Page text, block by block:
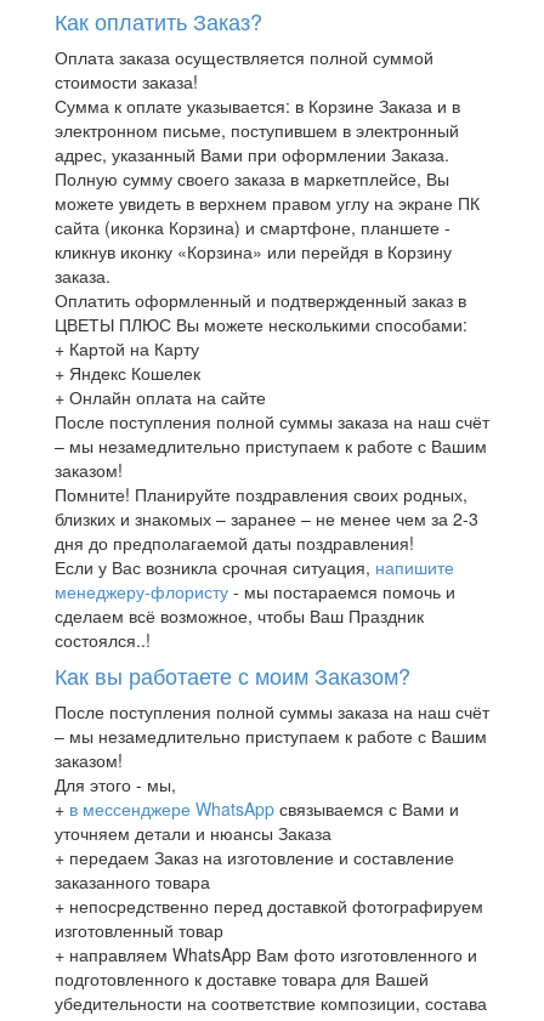
Как оплатить Заказ?
Оплата заказа осуществляется полной суммой
стоимости заказа!
Сумма к оплате указывается: в Корзине Заказа и в
электронном письме, поступившем в электронный
адрес, указанный Вами при оформлении Заказа.
Полную сумму своего заказа в маркетплейсе, Вы
можете увидеть в верхнем правом углу на экране ПК
сайта (иконка Корзина) и смартфоне, планшете -
кликнув иконку «Корзина» или перейдя в Корзину
заказа.
Оплатить оформленный и подтвержденный заказ в
ЦВЕТЫ ПЛЮС Вы можете несколькими способами:
+ Картой на Карту
+ Яндекс Кошелек
+ Онлайн оплата на сайте
После поступления полной суммы заказа на наш счёт
– мы незамедлительно приступаем к работе с Вашим
заказом!
Помните! Планируйте поздравления своих родных,
близких и знакомых – заранее – не менее чем за 2-3
дня до предполагаемой даты поздравления!
Если у Вас возникла срочная ситуация, напишите
менеджеру-флористу - мы постараемся помочь и
сделаем всё возможное, чтобы Ваш Праздник
состоялся..!
Как вы работаете с моим Заказом?
После поступления полной суммы заказа на наш счёт
– мы незамедлительно приступаем к работе с Вашим
заказом!
Для этого - мы,
+ в мессенджере WhatsApp связываемся с Вами и
уточняем детали и нюансы Заказа
+ передаем Заказ на изготовление и составление
заказанного товара
+ непосредственно перед доставкой фотографируем
изготовленный товар
+ направляем WhatsApp Вам фото изготовленного и
подготовленного к доставке товара для Вашей
убедительности на соответствие композиции, состава